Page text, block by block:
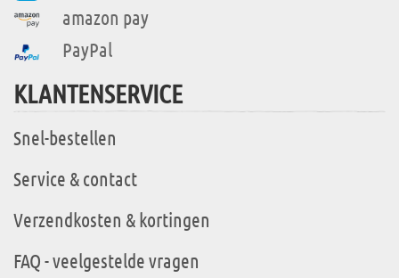
amazon pay
PayPal
KLANTENSERVICE
Snel-bestellen
Service & contact
Verzendkosten & kortingen
FAQ - veelgestelde vragen